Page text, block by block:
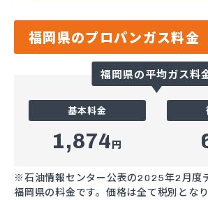
福岡県のプロパンガス料金
福岡県の平均ガス料
基本料金
1,874円
※石油情報センター公表の2025年2月度
福岡県の料金です。価格は全て税別となり